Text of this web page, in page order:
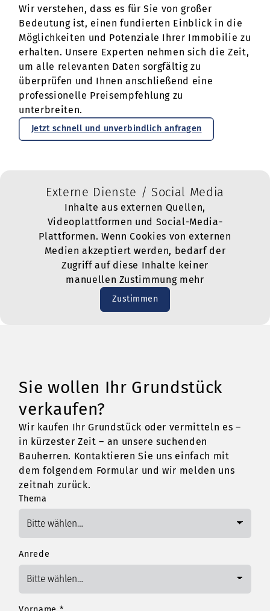
Wir verstehen, dass es für Sie von großer
Bedeutung ist, einen fundierten Einblick in die
Möglichkeiten und Potenziale Ihrer Immobilie zu
erhalten. Unsere Experten nehmen sich die Zeit,
um alle relevanten Daten sorgfältig zu
überprüfen und Ihnen anschließend eine
professionelle Preisempfehlung zu
unterbreiten.
Jetzt schnell und unverbindlich anfragen
Externe Dienste / Social Media
Inhalte aus externen Quellen,
Videoplattformen und Social-Media-
Plattformen. Wenn Cookies von externen
Medien akzeptiert werden, bedarf der
Zugriff auf diese Inhalte keiner
manuellen Zustimmung mehr
Zustimmen
Sie wollen Ihr Grundstück
verkaufen?
Wir kaufen Ihr Grundstück oder vermitteln es –
in kürzester Zeit – an unsere suchenden
Bauherren. Kontaktieren Sie uns einfach mit
dem folgendem Formular und wir melden uns
zeitnah zurück.
Thema
Anrede